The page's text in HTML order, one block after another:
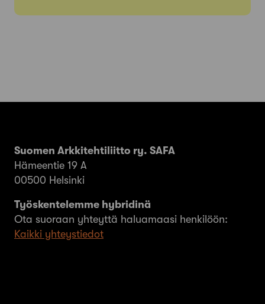
Suomen Arkkitehtiliitto ry. SAFA
Hämeentie 19 A
00500 Helsinki
Työskentelemme hybridinä
Ota suoraan yhteyttä haluamaasi henkilöön:
Kaikki yhteystiedot